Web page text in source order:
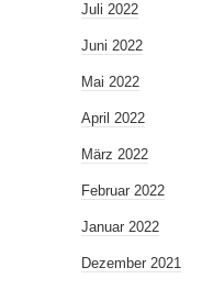
Juli 2022
Juni 2022
Mai 2022
April 2022
März 2022
Februar 2022
Januar 2022
Dezember 2021